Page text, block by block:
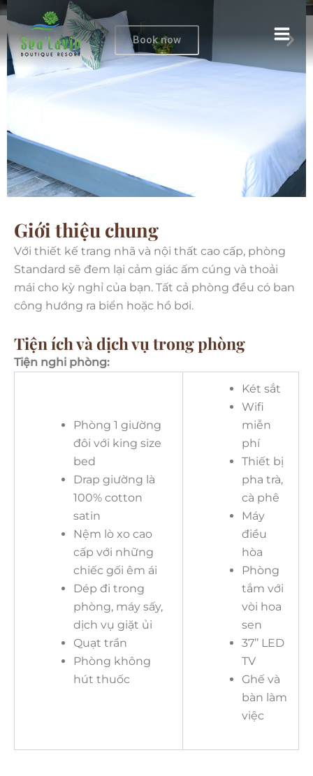
Nhảy
tới
nội
dung
Phòng Standard
Book now
Giới thiệu chung
Với thiết kế trang nhã và nội thất cao cấp, phòng
Standard sẽ đem lại cảm giác ấm cúng và thoải
mái cho kỳ nghỉ của bạn. Tất cả phòng đều có ban
công hướng ra biển hoặc hồ bơi.
Tiện ích và dịch vụ trong phòng
Tiện nghi phòng:
Phòng 1 giường
đôi với king size
bed
Drap giường là
100% cotton
satin
Nệm lò xo cao
cấp với những
chiếc gối êm ái
Dép đi trong
phòng, máy sấy,
dịch vụ giặt ủi
Quạt trần
Phòng không
hút thuốc
Két sắt
Wifi
miễn
phí
Thiết bị
pha trà,
cà phê
Máy
điều
hòa
Phòng
tắm với
vòi hoa
sen
37’’ LED
TV
Ghế và
bàn làm
việc